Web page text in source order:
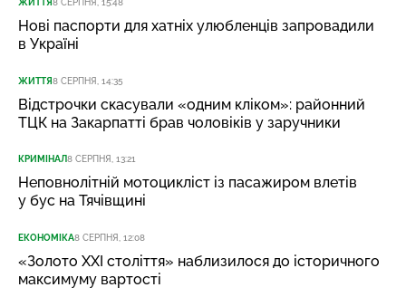
Нові паспорти для хатніх улюбленців запровадили
в Україні
ЖИТТЯ8 СЕРПНЯ, 14:35
Відстрочки скасували «одним кліком»: районний
ТЦК на Закарпатті брав чоловіків у заручники
КРИМІНАЛ8 СЕРПНЯ, 13:21
Неповнолітній мотоцикліст із пасажиром влетів
у бус на Тячівщині
ЕКОНОМІКА8 СЕРПНЯ, 12:08
«Золото XXI століття» наблизилося до історичного
максимуму вартості